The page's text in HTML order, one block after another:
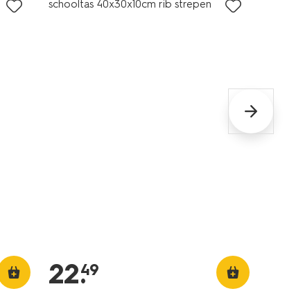
schooltas 40x30x10cm rib strepen
22.
49